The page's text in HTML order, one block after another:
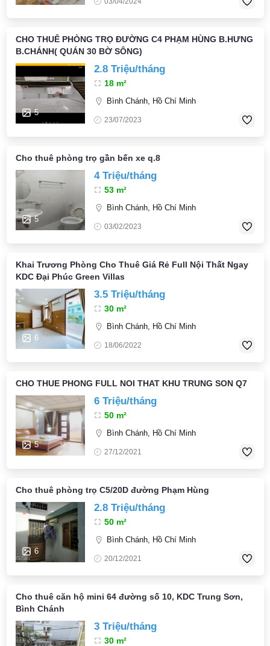
CHO THUÊ PHÒNG TRỌ ĐƯỜNG C4 PHẠM HÙNG B.HƯNG
B.CHÁNH( QUÁN 30 BỜ SÔNG)
5
2.8 Triệu/tháng
18 m²
Bình Chánh, Hồ Chí Minh
23/07/2023
Cho thuê phòng trọ gần bến xe q.8
5
4 Triệu/tháng
53 m²
Bình Chánh, Hồ Chí Minh
03/02/2023
Khai Trương Phòng Cho Thuê Giá Rẻ Full Nội Thất Ngay
KDC Đại Phúc Green Villas
6
3.5 Triệu/tháng
30 m²
Bình Chánh, Hồ Chí Minh
18/06/2022
CHO THUE PHONG FULL NOI THAT KHU TRUNG SON Q7
5
6 Triệu/tháng
50 m²
Bình Chánh, Hồ Chí Minh
27/12/2021
Cho thuê phòng trọ C5/20D đường Phạm Hùng
6
2.8 Triệu/tháng
50 m²
Bình Chánh, Hồ Chí Minh
20/12/2021
Cho thuê căn hộ mini 64 đường số 10, KDC Trung Sơn,
Bình Chánh
3 Triệu/tháng
30 m²